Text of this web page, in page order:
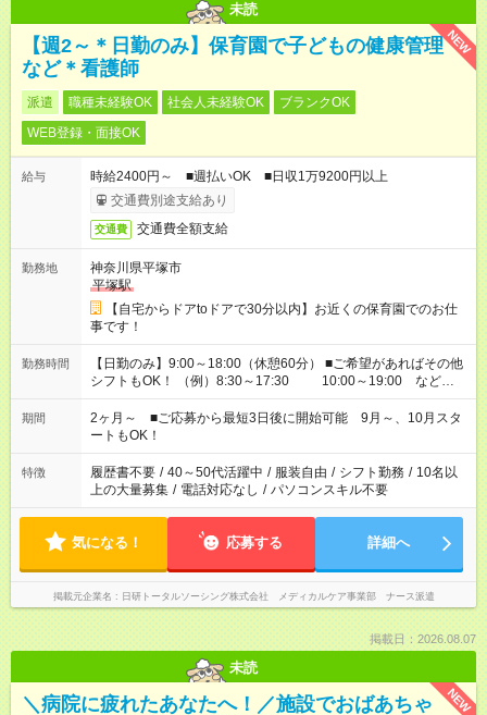
未読
NEW
【週2～＊日勤のみ】保育園で子どもの健康管理
など＊看護師
派遣 職種未経験OK 社会人未経験OK
ブランクOK
WEB登録・面接OK
給与
時給2400円～ ■週払いOK ■日収1万9200円以上
交通費別途支給あり
交通費 交通費全額支給
勤務地
神奈川県平塚市
平塚駅
【自宅からドアtoドアで30分以内】お近くの保育園でのお仕
事です！
勤務時間
【日勤のみ】9:00～18:00（休憩60分） ■ご希望があればその他
シフトもOK！ （例）8:30～17:30 10:00～19:00 など
「家族とお休みを合わせたい」 「余裕を持って夕飯の準備がし
たい」 「できれば残業はしたくない」 など、ご希望があれば教
えてくださいね。 ※Wワーク希望の方へ 今ご覧のお仕事で希望
する勤務時間と、もう1つのお仕事の勤務時間。 合計で週40時
間を超える場合は応募できません
期間
2ヶ月～ ■ご応募から最短3日後に開始可能 9月～、10月スタ
ートもOK！
特徴 履歴書不要 / 40～50代活躍中 / 服装自由 / シフト勤務 / 10名以
上の大量募集 / 電話対応なし / パソコンスキル不要
気になる！ 応募する 詳細へ
掲載元企業名 日研トータルソーシング株式会社 メディカルケア事業部 ナース派遣
掲載日：2026.08.07
未読
NEW
＼病院に疲れたあなたへ！／施設でおばあちゃ